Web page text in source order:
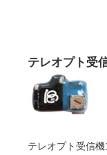
テレオプト受
テレオプト受信